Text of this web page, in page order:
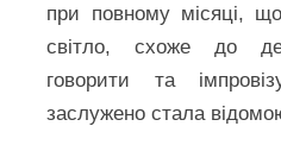
при повному місяці,
світло, схоже до
говорити та
заслужено стала